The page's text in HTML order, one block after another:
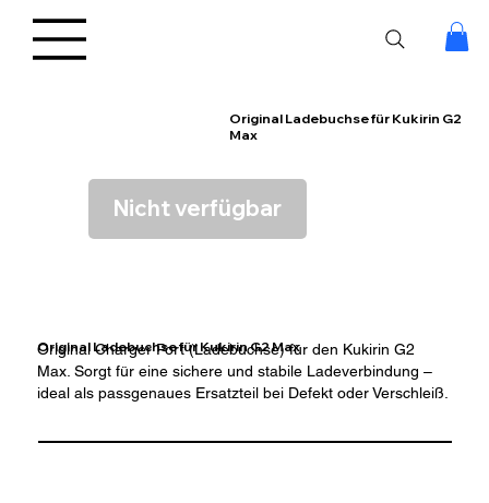
Original Ladebuchse für Kukirin G2
Max
Nicht verfügbar
Original Ladebuchse für Kukirin G2 Max
Original Charger Port (Ladebuchse) für den Kukirin G2
Max. Sorgt für eine sichere und stabile Ladeverbindung –
ideal als passgenaues Ersatzteil bei Defekt oder Verschleiß.